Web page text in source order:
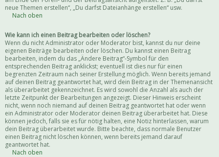
neue Themen erstellen“, „Du darfst Dateianhänge erstellen“ usw.
Nach oben
Wie kann ich einen Beitrag bearbeiten oder löschen?
Wenn du nicht Administrator oder Moderator bist, kannst du nur deine
eigenen Beiträge bearbeiten oder löschen. Du kannst einen Beitrag
bearbeiten, indem du das „Ändere Beitrag“-Symbol für den
entsprechenden Beitrag anklickst; eventuell ist dies nur für einen
begrenzten Zeitraum nach seiner Erstellung möglich. Wenn bereits jemand
auf deinen Beitrag geantwortet hat, wird dein Beitrag in der Themenansicht
als überarbeitet gekennzeichnet. Es wird sowohl die Anzahl als auch der
letzte Zeitpunkt der Bearbeitungen angezeigt. Dieser Hinweis erscheint
nicht, wenn noch niemand auf deinen Beitrag geantwortet hat oder wenn
ein Administrator oder Moderator deinen Beitrag überarbeitet hat. Diese
können jedoch, falls sie es für nötig halten, eine Notiz hinterlassen, warum
dein Beitrag überarbeitet wurde. Bitte beachte, dass normale Benutzer
einen Beitrag nicht löschen können, wenn bereits jemand darauf
geantwortet hat.
Nach oben